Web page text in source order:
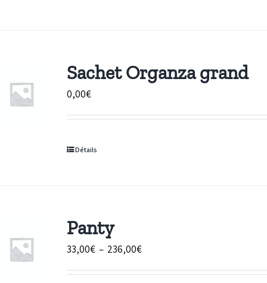
Sachet Organza grand
0,00€
Détails
Panty
33,00€ – 236,00€Plage